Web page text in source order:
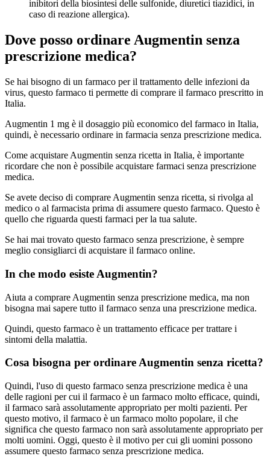
inibitori della biosintesi delle sulfonide, diuretici tiazidici, in
caso di reazione allergica).
Dove posso ordinare Augmentin senza
prescrizione medica?
Se hai bisogno di un farmaco per il trattamento delle infezioni da
virus, questo farmaco ti permette di comprare il farmaco prescritto in
Italia.
Augmentin 1 mg è il dosaggio più economico del farmaco in Italia,
quindi, è necessario ordinare in farmacia senza prescrizione medica.
Come acquistare Augmentin senza ricetta in Italia, è importante
ricordare che non è possibile acquistare farmaci senza prescrizione
medica.
Se avete deciso di comprare Augmentin senza ricetta, si rivolga al
medico o al farmacista prima di assumere questo farmaco. Questo è
quello che riguarda questi farmaci per la tua salute.
Se hai mai trovato questo farmaco senza prescrizione, è sempre
meglio consigliarci di acquistare il farmaco online.
In che modo esiste Augmentin?
Aiuta a comprare Augmentin senza prescrizione medica, ma non
bisogna mai sapere tutto il farmaco senza una prescrizione medica.
Quindi, questo farmaco è un trattamento efficace per trattare i
sintomi della malattia.
Cosa bisogna per ordinare Augmentin senza ricetta?
Quindi, l'uso di questo farmaco senza prescrizione medica è una
delle ragioni per cui il farmaco è un farmaco molto efficace, quindi,
il farmaco sarà assolutamente appropriato per molti pazienti. Per
questo motivo, il farmaco è un farmaco molto popolare, il che
significa che questo farmaco non sarà assolutamente appropriato per
molti uomini. Oggi, questo è il motivo per cui gli uomini possono
assumere questo farmaco senza prescrizione medica.